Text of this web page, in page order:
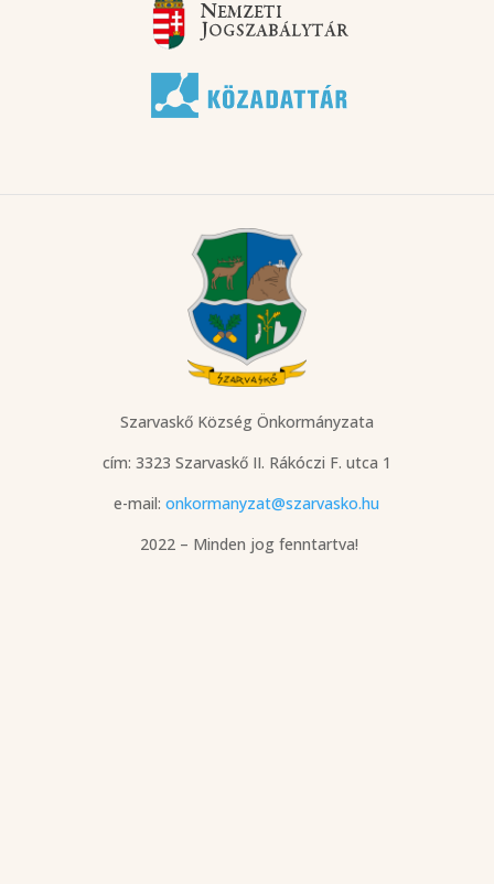
Szarvaskő Község Önkormányzata
cím: 3323 Szarvaskő II. Rákóczi F. utca 1
e-mail:onkormanyzat@szarvasko.hu
2022 – Minden jog fenntartva!